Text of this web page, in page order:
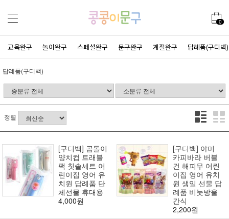
0
교육완구 놀이완구 스페셜완구 문구완구 계절완구 답례품(구디백)
답례품(구디백)
정렬
[구디백] 곰돌이
양치컵 트래블
팩 칫솔세트 어
린이집 영어 유
치원 답례품 단
체선물 휴대용
4,000원
[구디백] 야미
카피바라 버블
건 해피무 어린
이집 영어 유치
원 생일 선물 답
례품 비눗방울
간식
2,200원